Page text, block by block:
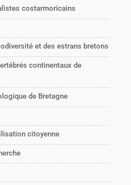
costarmoricains
et des estrans bretons
continentaux de
de Bretagne
citoyenne